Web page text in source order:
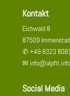
Kontakt
Eichwald 8
87509
✆ +49 8323
✉ info@alpfit.info
Social Media